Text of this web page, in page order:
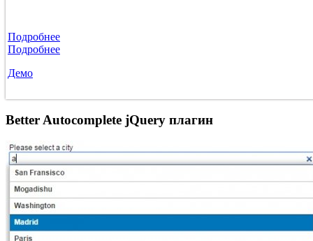
Подробнее
Подробнее
Демо
Better Autocomplete jQuery плагин